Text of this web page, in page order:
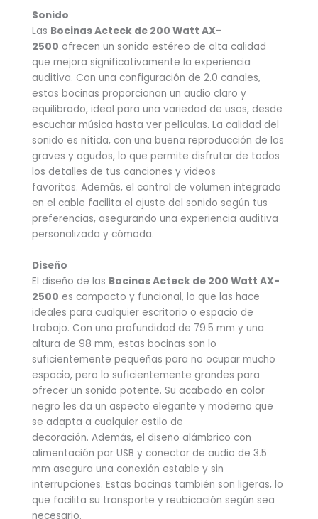
Sonido
Las Bocinas Acteck de 200 Watt AX-
2500 ofrecen un sonido estéreo de alta calidad
que mejora significativamente la experiencia
auditiva. Con una configuración de 2.0 canales,
estas bocinas proporcionan un audio claro y
equilibrado, ideal para una variedad de usos, desde
escuchar música hasta ver películas. La calidad del
sonido es nítida, con una buena reproducción de los
graves y agudos, lo que permite disfrutar de todos
los detalles de tus canciones y videos
favoritos. Además, el control de volumen integrado
en el cable facilita el ajuste del sonido según tus
preferencias, asegurando una experiencia auditiva
personalizada y cómoda.
Diseño
El diseño de las Bocinas Acteck de 200 Watt AX-
2500 es compacto y funcional, lo que las hace
ideales para cualquier escritorio o espacio de
trabajo. Con una profundidad de 79.5 mm y una
altura de 98 mm, estas bocinas son lo
suficientemente pequeñas para no ocupar mucho
espacio, pero lo suficientemente grandes para
ofrecer un sonido potente. Su acabado en color
negro les da un aspecto elegante y moderno que
se adapta a cualquier estilo de
decoración. Además, el diseño alámbrico con
alimentación por USB y conector de audio de 3.5
mm asegura una conexión estable y sin
interrupciones. Estas bocinas también son ligeras, lo
que facilita su transporte y reubicación según sea
necesario.